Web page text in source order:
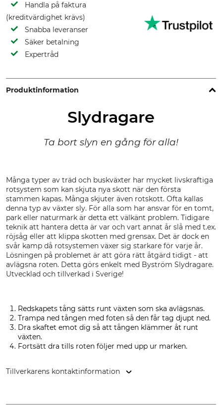
Handla på faktura
(kreditvärdighet krävs)
Snabba leveranser
Säker betalning
Expertråd
Produktinformation
Slydragare
Ta bort slyn en gång för alla!
Många typer av träd och buskväxter har mycket livskraftiga
rotsystem som kan skjuta nya skott när den första
stammen kapas. Många skjuter även rotskott. Ofta kallas
denna typ av växter sly. För alla som har ansvar för en tomt,
park eller naturmark är detta ett välkänt problem. Tidigare
teknik att hantera detta är var och vart annat år slå med t.ex.
röjsåg eller att klippa skotten med grensax. Det är dock en
svår kamp då rotsystemen växer sig starkare för varje år.
Lösningen på problemet är att göra rätt åtgärd tidigt - att
avlägsna roten. Detta görs enkelt med Byström Slydragare.
Utvecklad och tillverkad i Sverige!
Redskapets tång sätts runt växten som ska avlägsnas.
Trampa ned tången med foten så den får tag djupt ned.
Dra skaftet emot dig så att tången klämmer åt runt
växten.
Fortsätt dra tills roten följer med upp ur marken.
Tillverkarens kontaktinformation
Hammerdal, Sweden, www.skogma.se